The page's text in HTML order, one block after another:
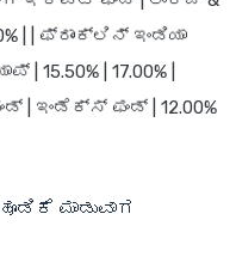
| | ಫ್ರಾಂಕ್ಲಿನ್ ಇಂಡಿಯಾ
| 17.00% |
| ಇಂಡೆಕ್ಸ್ ಫಂಡ್ | 12.00%
ಮಾಡುವಾಗ